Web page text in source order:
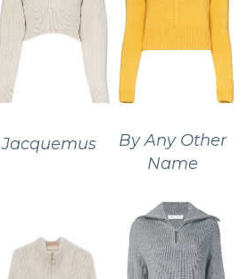
Jacquemus
By Any Other
Name